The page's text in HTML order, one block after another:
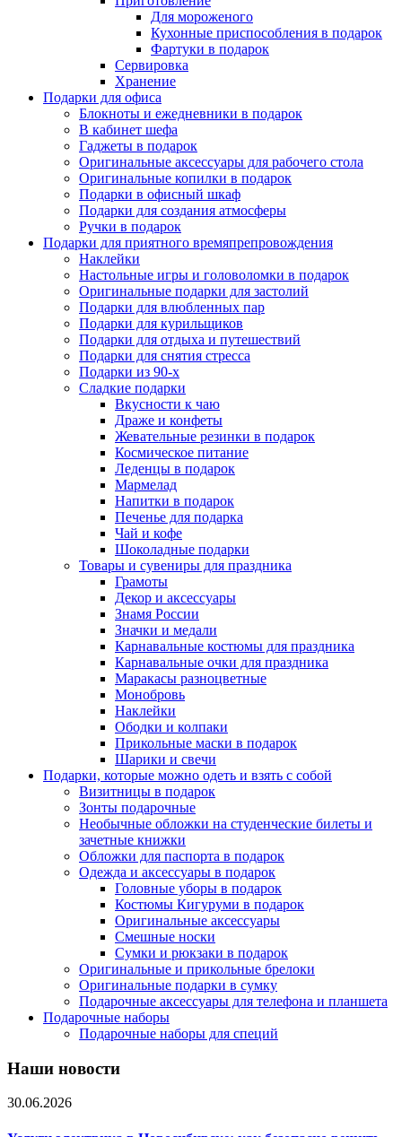
Для мороженого
Кухонные приспособления в подарок
Фартуки в подарок
Сервировка
Хранение
Подарки для офиса
Блокноты и ежедневники в подарок
В кабинет шефа
Гаджеты в подарок
Оригинальные аксессуары для рабочего стола
Оригинальные копилки в подарок
Подарки в офисный шкаф
Подарки для создания атмосферы
Ручки в подарок
Подарки для приятного времяпрепровождения
Наклейки
Настольные игры и головоломки в подарок
Оригинальные подарки для застолий
Подарки для влюбленных пар
Подарки для курильщиков
Подарки для отдыха и путешествий
Подарки для снятия стресса
Подарки из 90-х
Сладкие подарки
Вкусности к чаю
Драже и конфеты
Жевательные резинки в подарок
Космическое питание
Леденцы в подарок
Мармелад
Напитки в подарок
Печенье для подарка
Чай и кофе
Шоколадные подарки
Товары и сувениры для праздника
Грамоты
Декор и аксессуары
Знамя России
Значки и медали
Карнавальные костюмы для праздника
Карнавальные очки для праздника
Маракасы разноцветные
Монобровь
Наклейки
Ободки и колпаки
Прикольные маски в подарок
Шарики и свечи
Подарки, которые можно одеть и взять с собой
Визитницы в подарок
Зонты подарочные
Необычные обложки на студенческие билеты и
зачетные книжки
Обложки для паспорта в подарок
Одежда и аксессуары в подарок
Головные уборы в подарок
Костюмы Кигуруми в подарок
Оригинальные аксессуары
Смешные носки
Сумки и рюкзаки в подарок
Оригинальные и прикольные брелоки
Оригинальные подарки в сумку
Подарочные аксессуары для телефона и планшета
Подарочные наборы
Подарочные наборы для специй
Наши новости
30.06.2026